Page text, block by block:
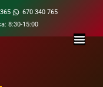
670 340 765
8:30-15:00